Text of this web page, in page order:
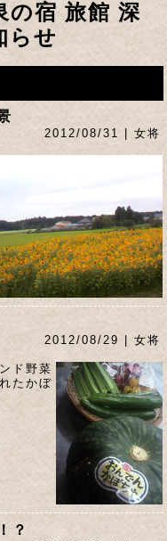
の宿 旅館 深
らせ
2012/08/31 | 女将
2012/08/29 | 女将
ド野菜
たかぼ
？